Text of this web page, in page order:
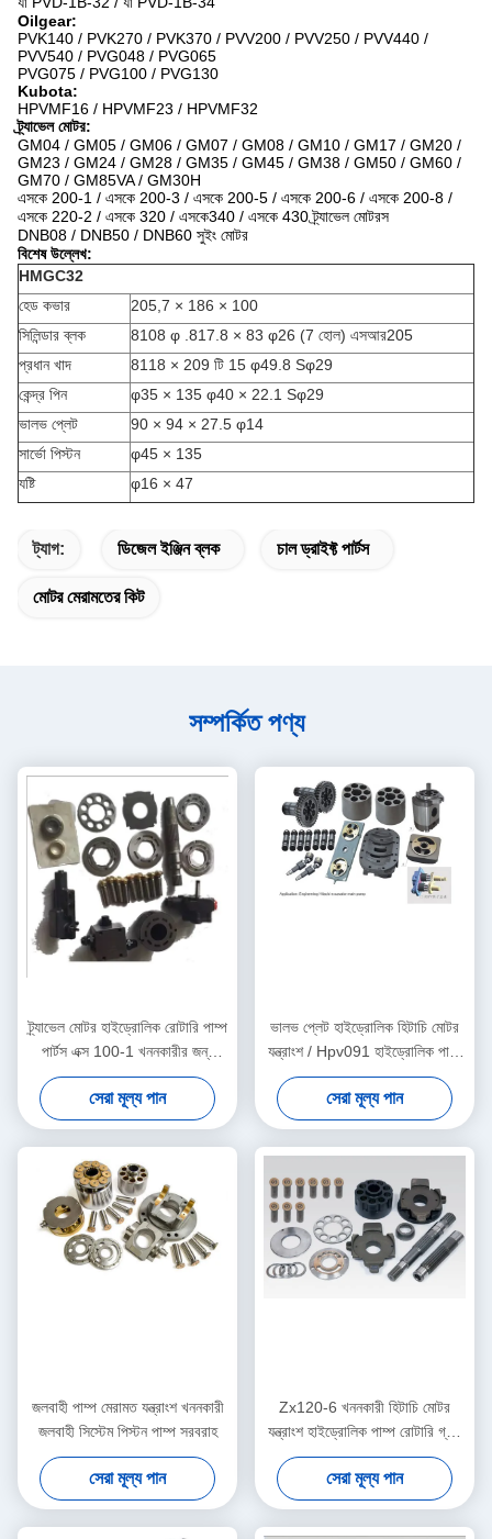
Oilgear:
PVK140 / PVK270 / PVK370 / PVV200 / PVV250 / PVV440 /
PVV540 / PVG048 / PVG065
PVG075 / PVG100 / PVG130
Kubota:
HPVMF16 / HPVMF23 / HPVMF32
ট্র্যাভেল মোটর:
GM04 / GM05 / GM06 / GM07 / GM08 / GM10 / GM17 / GM20 /
GM23 / GM24 / GM28 / GM35 / GM45 / GM38 / GM50 / GM60 /
GM70 / GM85VA / GM30H
এসকে 200-1 / এসকে 200-3 / এসকে 200-5 / এসকে 200-6 / এসকে 200-8 /
এসকে 220-2 / এসকে 320 / এসকে340 / এসকে 430 ট্র্যাভেল মোটরস
DNB08 / DNB50 / DNB60 সুইং মোটর
বিশেষ উল্লেখ:
HMGC32
হেড কভার
205,7 × 186 × 100
সিলিন্ডার ব্লক
8108 φ .817.8 × 83 φ26 (7 হোল) এসআর205
প্রধান খাদ
8118 × 209 টি 15 φ49.8 Sφ29
কেন্দ্র পিন
φ35 × 135 φ40 × 22.1 Sφ29
ভালভ প্লেট
90 × 94 × 27.5 φ14
সার্ভো পিস্টন
φ45 × 135
যষ্টি
φ16 × 47
ট্যাগ: ডিজেল ইঞ্জিন ব্লক চাল ড্রাইফ্ট পার্টস
মোটর মেরামতের কিট
সম্পর্কিত পণ্য
ট্র্যাভেল মোটর হাইড্রোলিক রোটারি পাম্প
পার্টস এক্স 100-1 খননকারীর জন্য
এইচএমজিসি 16 100
সেরা মূল্য পান
ভালভ প্লেট হাইড্রোলিক হিটাচি মোটর
যন্ত্রাংশ / Hpv091 হাইড্রোলিক পাম্প
মোটর যন্ত্রাংশ
সেরা মূল্য পান
জলবাহী পাম্প মেরামত যন্ত্রাংশ খননকারী
জলবাহী সিস্টেম পিস্টন পাম্প সরবরাহ
সেরা মূল্য পান
Zx120-6 খননকারী হিটাচি মোটর
যন্ত্রাংশ হাইড্রোলিক পাম্প রোটারি গ্রুপ
Hpk055
সেরা মূল্য পান